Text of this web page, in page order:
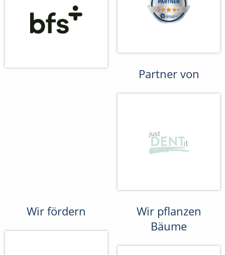
Partner von
Wir fördern
Wir pflanzen
Bäume